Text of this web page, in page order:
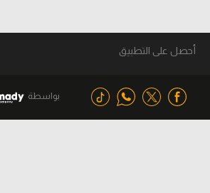
أحصل على التطبيق
بواسطة